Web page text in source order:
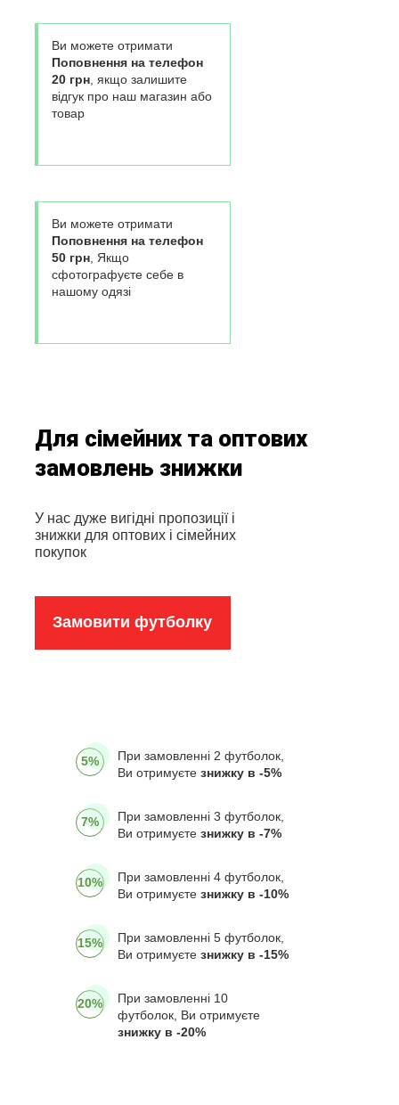
Ви можете отримати
Поповнення на телефон
20 грн, якщо залишите
відгук про наш магазин або
товар
Ви можете отримати
Поповнення на телефон
50 грн, Якщо
сфотографуєте себе в
нашому одязі
Для сімейних та оптових
замовлень знижки
У нас дуже вигідні пропозиції і
знижки для оптових і сімейних
покупок
Замовити футболку
5%
При замовленні 2 футболок,
Ви отримуєте знижку в -5%
7%
При замовленні 3 футболок,
Ви отримуєте знижку в -7%
10%
При замовленні 4 футболок,
Ви отримуєте знижку в -10%
15%
При замовленні 5 футболок,
Ви отримуєте знижку в -15%
20%
При замовленні 10
футболок, Ви отримуєте
знижку в -20%